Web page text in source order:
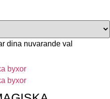
dina nuvarande val